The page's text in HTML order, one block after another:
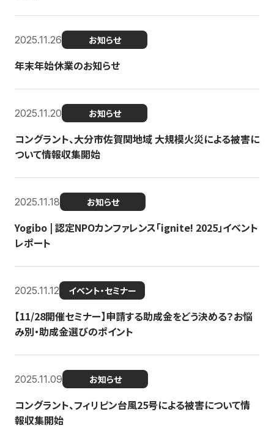
2025.11.26 お知らせ
年末年始休業のお知らせ
2025.11.20 お知らせ
コングラント、大分市佐賀関地域 大規模火災による被害に
ついて情報収集開始
2025.11.18 お知らせ
Yogibo | 認定NPOカンファレンス「ignite! 2025」イベント
レポート
2025.11.12 イベント・セミナー
【11/28開催セミナー】申請する助成金をどう決める？お悩
み別・助成金選びのポイント
2025.11.09 お知らせ
コングラント、フィリピン台風25号による被害について情
報収集開始